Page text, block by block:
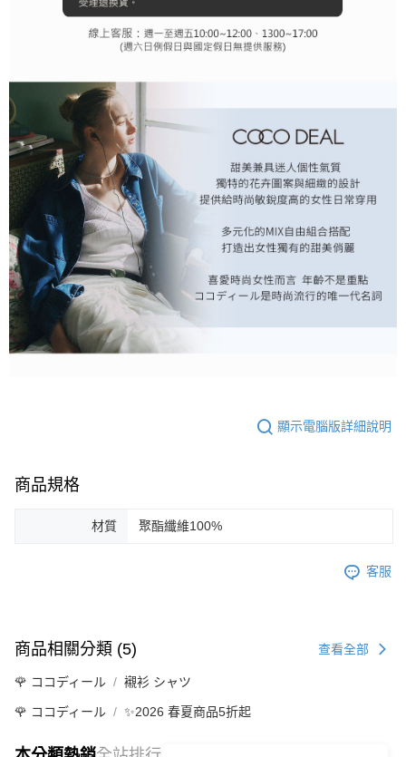
顯示電腦版詳細說明
商品規格
材質 聚酯纖維100%
客服
商品相關分類 (5) 查看全部
🌹 ココディール 襯衫 シャツ
🌹 ココディール ✨2026 春夏商品5折起